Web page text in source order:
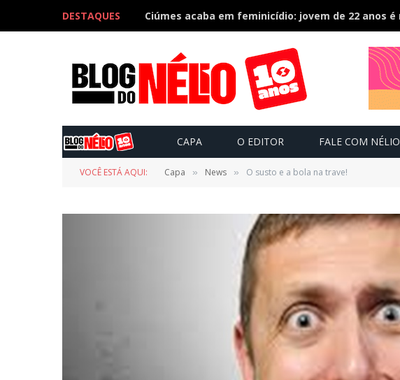
DESTAQUES
CAPA O EDITOR FALE COM NÉLIO
VOCÊ ESTÁ AQUI: Capa » News » O susto e a bola na trave!